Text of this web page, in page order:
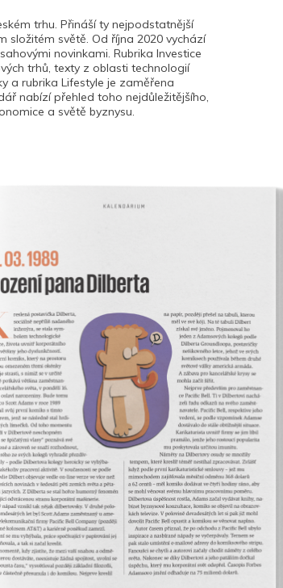
trhu. Přináší ty nejpodstatnější
složitém světě. Od října 2020 vychází
novinkami. Rubrika Investice
trhů, texty z oblasti technologií
a rubrika Lifestyle je zaměřena
nabízí přehled toho nejdůležitějšího,
a světě byznysu.